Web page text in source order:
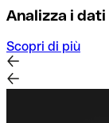
Analizza i
Scopri di più